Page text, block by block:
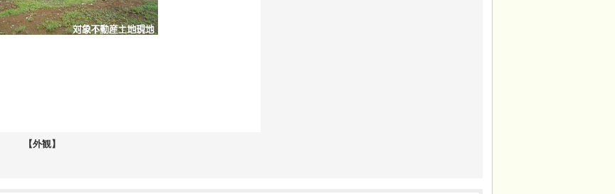
【外観】